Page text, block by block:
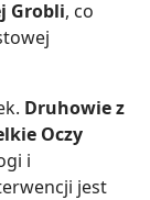
Grobli, co
Druhowie z
Oczy
i
jest